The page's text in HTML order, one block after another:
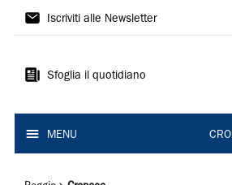
Gazzetta
Reggio
Iscriviti alle Newsletter
Sfoglia il quotidiano
MENU